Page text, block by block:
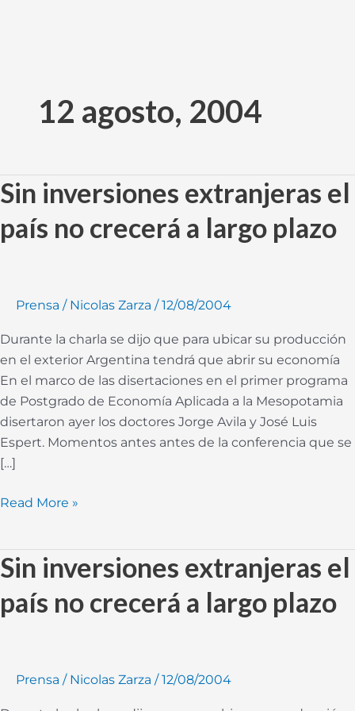
contenido12 agosto, 2004
Sin inversiones extranjeras el
país no crecerá a largo plazo
Prensa / Nicolas Zarza /12/08/2004
Durante la charla se dijo que para ubicar su producción
en el exterior Argentina tendrá que abrir su economía
En el marco de las disertaciones en el primer programa
de Postgrado de Economía Aplicada a la Mesopotamia
disertaron ayer los doctores Jorge Avila y José Luis
Espert. Momentos antes antes de la conferencia que se
[…]
Sin
inversiones
extranjeras
el
crecerá
Read More »
Sin inversiones extranjeras el
país no crecerá a largo plazo
Prensa / Nicolas Zarza /12/08/2004
Sin
inversiones
extranjeras
el
crecerá